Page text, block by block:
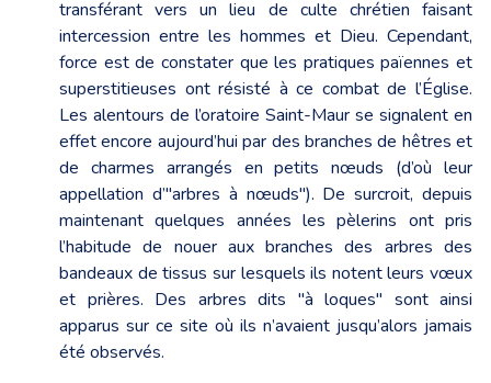
transférant vers un lieu de culte chrétien faisant
intercession entre les hommes et Dieu. Cependant,
force est de constater que les pratiques païennes et
superstitieuses ont résisté à ce combat de l’Église.
Les alentours de l’oratoire Saint-Maur se signalent en
effet encore aujourd’hui par des branches de hêtres et
de charmes arrangés en petits nœuds (d’où leur
appellation d’"arbres à nœuds"). De surcroit, depuis
maintenant quelques années les pèlerins ont pris
l’habitude de nouer aux branches des arbres des
bandeaux de tissus sur lesquels ils notent leurs vœux
et prières. Des arbres dits "à loques" sont ainsi
apparus sur ce site où ils n’avaient jusqu’alors jamais
été observés.